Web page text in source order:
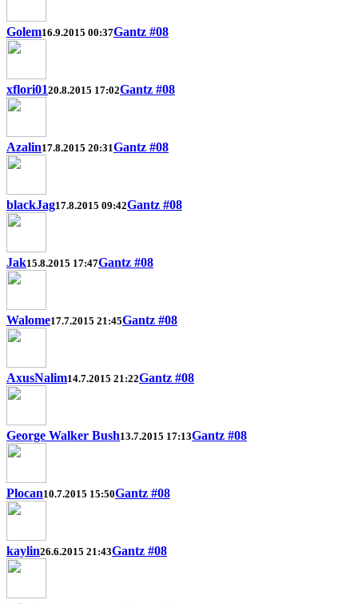
Golem16.9.2015 00:37Gantz #08
xflori0120.8.2015 17:02Gantz #08
Azalin17.8.2015 20:31Gantz #08
blackJag17.8.2015 09:42Gantz #08
Jak15.8.2015 17:47Gantz #08
Walome17.7.2015 21:45Gantz #08
AxusNalim14.7.2015 21:22Gantz #08
George Walker Bush13.7.2015 17:13Gantz #08
Plocan10.7.2015 15:50Gantz #08
kaylin26.6.2015 21:43Gantz #08